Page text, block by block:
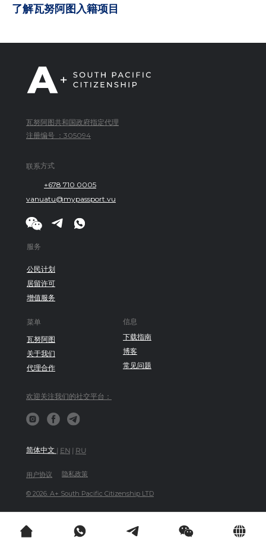
了解瓦努阿图入籍项目
下载指南
博客
常见问题
信息
瓦努阿图
关于我们
代理合作
菜单
隐私政策
用户协议
© 2026. A+ South Pacific Citizenship LTD
瓦努阿图共和国政府指定代理
注册编号 ：305094
欢迎关注我们的社交平台：
+678 710 0005
vanuatu@mypassport.vu
联系方式
简体中文 | EN| RU
公民计划
居留许可
增值服务
服务